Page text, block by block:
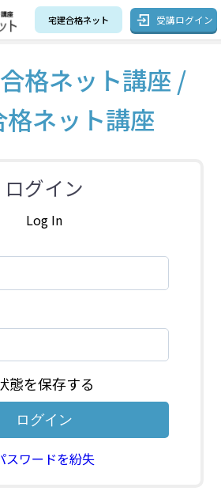
宅建合格ネット 受講ログイン
格ネット講座 /
格ネット講座
ログイン
Log In
態を保存する
スワードを紛失